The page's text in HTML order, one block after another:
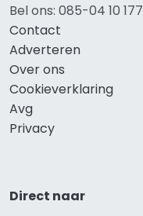
Bel ons: 085-04 10 177
Contact
Adverteren
Over ons
Cookieverklaring
Avg
Privacy
Direct naar